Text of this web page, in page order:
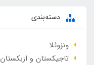
دسته‌بندی
ونزوئلا
تاجیکستان و ازبکستان